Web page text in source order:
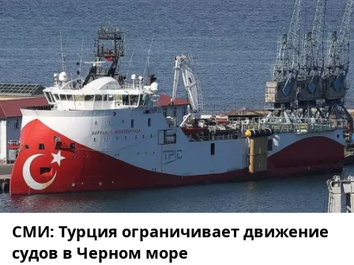
СМИ: Турция ограничивает движение
судов в Черном море